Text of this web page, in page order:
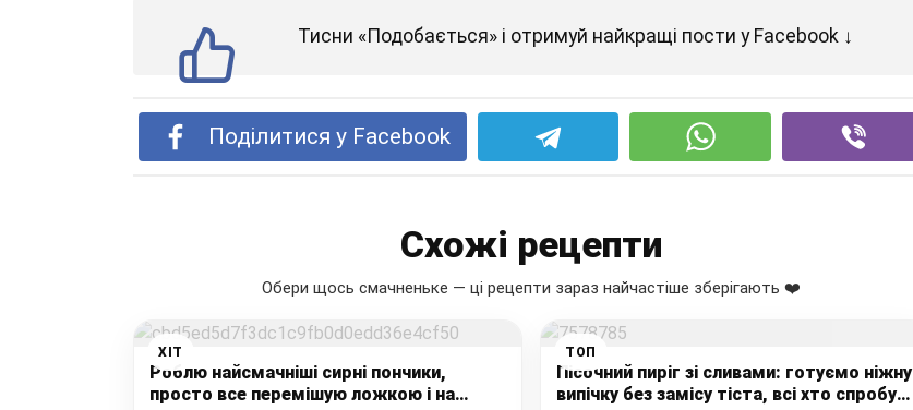
Тисни «Подобається» і отримуй найкращі пости у Facebook ↓
Поділитися у Facebook
Схожі рецепти
Обери щось смачненьке — ці рецепти зараз найчастіше зберігають ❤️
ХІТ
Роблю найсмачніші сирні пончики,
просто все перемішую ложкою і на
ТОП
Пісочний пиріг зі сливами: готуємо ніжну
випічку без замісу тіста, всі хто спробує,